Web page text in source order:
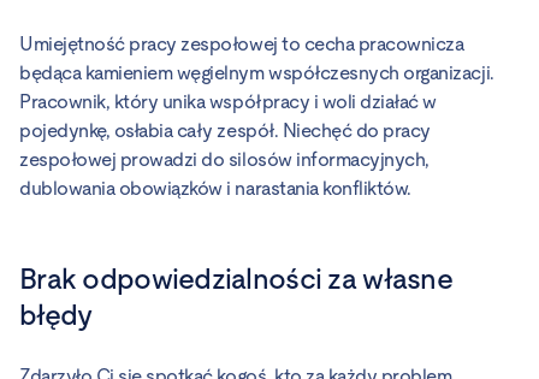
Umiejętność pracy zespołowej to cecha pracownicza
będąca kamieniem węgielnym współczesnych organizacji.
Pracownik, który unika współpracy i woli działać w
pojedynkę, osłabia cały zespół. Niechęć do pracy
zespołowej prowadzi do silosów informacyjnych,
dublowania obowiązków i narastania konfliktów.
Brak odpowiedzialności za własne
błędy